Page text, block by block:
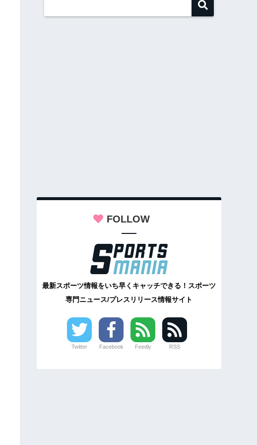
FOLLOW
最新スポーツ情報をいち早くキャッチできる！スポーツ
専門ニュース/プレスリリース情報サイト
Twitter Facebook Feedly RSS